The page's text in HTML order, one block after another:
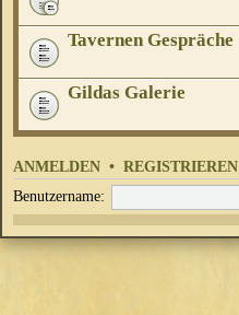
Tavernen Gespräche
Gildas Galerie
ANMELDEN • REGISTRIEREN
Benutzername: